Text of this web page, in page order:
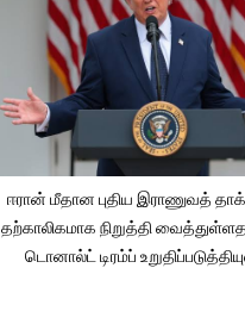
ஈரான் மீதான புதிய இராணுவத்
தற்காலிகமாக நிறுத்தி
டொனால்ட் டிரம்ப்